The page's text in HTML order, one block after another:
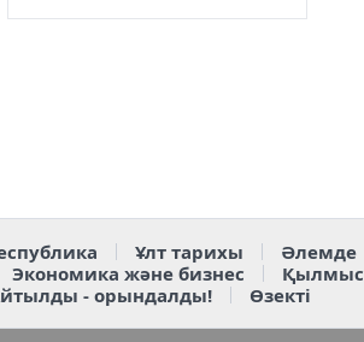
Ұлт тарихы Әлемде
Экономика және бизнес Қылмыс
- орындалды! Өзекті